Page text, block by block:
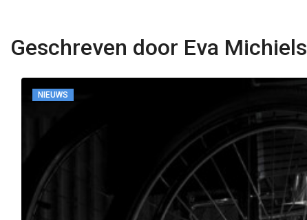
Geschreven door Eva Michiels
NIEUWS